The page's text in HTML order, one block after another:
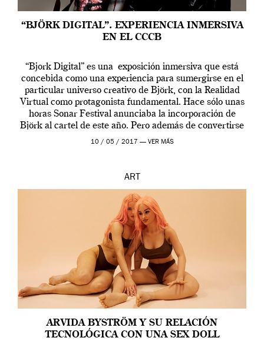
“BJÖRK DIGITAL”. EXPERIENCIA INMERSIVA
EN EL CCCB
“Bjork Digital” es una exposición inmersiva que está
concebida como una experiencia para sumergirse en el
particular universo creativo de Björk, con la Realidad
Virtual como protagonista fundamental. Hace sólo unas
horas Sonar Festival anunciaba la incorporación de
Björk al cartel de este año. Pero además de convertirse
en una de las actuaciones más relevantes […]
10 / 05 / 2017 — VER MÁS
ART
ARVIDA BYSTRÖM Y SU RELACIÓN
TECNOLÓGICA CON UNA SEX DOLL